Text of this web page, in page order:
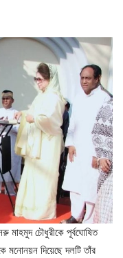
মাহমুদ চৌধুরীকে পূর্বঘোষিত
দিয়েছে দলটি তাঁর